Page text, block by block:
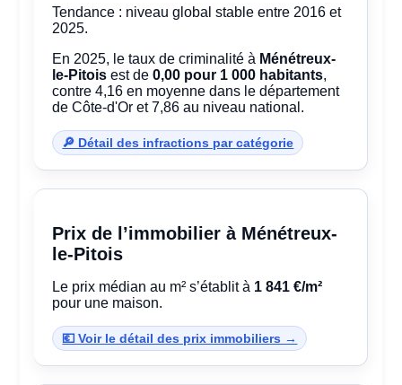
Tendance : niveau global stable entre 2016 et
2025.
En 2025, le taux de criminalité à Ménétreux-
le-Pitois est de0,00 pour 1 000 habitants,
contre 4,16 en moyenne dans le département
de Côte-d'Or et 7,86 au niveau national.
🔎 Détail des infractions par catégorie
Prix de l’immobilier à Ménétreux-
le-Pitois
Le prix médian au m² s’établit à 1 841 €/m²
pour une maison.
💶 Voir le détail des prix immobiliers →